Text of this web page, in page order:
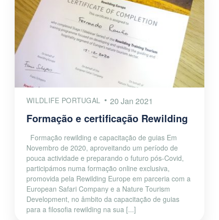
WILDLIFE PORTUGAL 20 Jan 2021
Formação e certificação Rewilding
Formação rewilding e capacitação de guias Em
Novembro de 2020, aproveitando um período de
pouca actividade e preparando o futuro pós-Covid,
participámos numa formação online exclusiva,
promovida pela Rewilding Europe em parceria com a
European Safari Company e a Nature Tourism
Development, no âmbito da capacitação de guias
para a filosofia rewilding na sua [...]